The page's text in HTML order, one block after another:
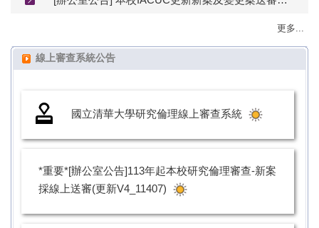
更多...
線上審查系統公告
國立清華大學研究倫理線上審查系統
*重要*[辦公室公告]113年起本校研究倫理審查-新案
採線上送審(更新V4_11407)